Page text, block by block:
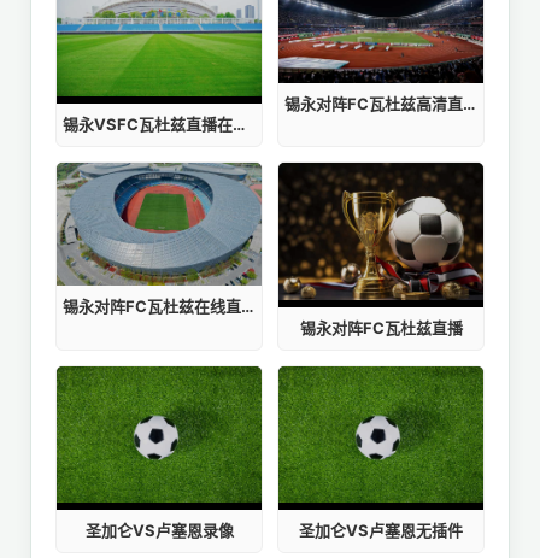
锡永VSFC瓦杜兹直播在线观看
锡永对阵FC瓦杜兹高清直播
锡永对阵FC瓦杜兹在线直播
锡永对阵FC瓦杜兹直播
圣加仑VS卢塞恩录像 圣加仑VS卢塞恩无插件